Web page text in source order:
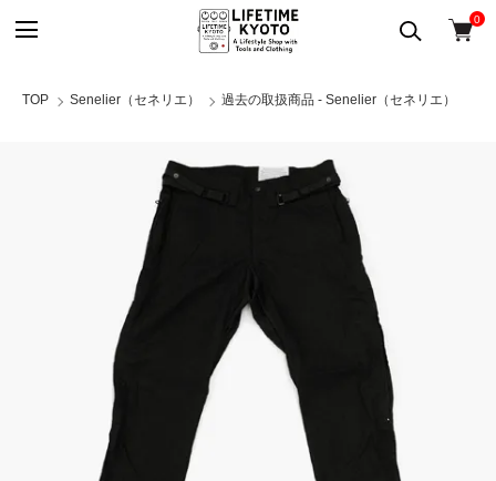
0
TOP Senelier（セネリエ） 過去の取扱商品 - Senelier（セネリエ）